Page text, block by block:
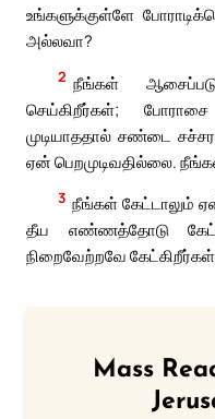
உங்களுக்குள்ளே
அல்லவா?
2 நீங்கள்
செய்கிறீர்கள்;
முடியாததால் சண்டை
ஏன் பெறமுடிவதில்லை.
3 நீங்கள் கேட்டாலும்
தீய எண்ணத்தோடு
நிறைவேற்றவே
Mass